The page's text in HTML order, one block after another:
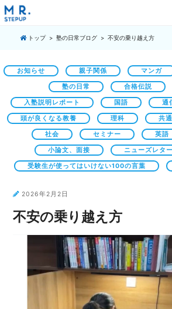
トップ 塾の日常ブログ 不安の乗り越え方
お知らせ 親子関係 マンガ
塾の日常 合格伝説
入塾説明レポート 国語 通
頭が良くなる教養 理科 共
社会 セミナー 英語
小論文、面接 ニューズレター
受験生が使ってはいけない100の言葉
2026年2月2日
不安の乗り越え方